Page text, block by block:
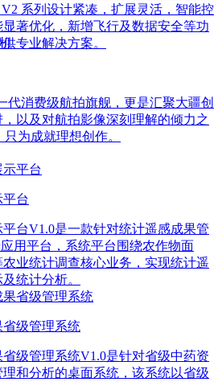
系列设计紧凑，扩展灵活，智能控
著优化，新增飞行及数据安全等功
专业解决方案。
代消费级航拍旗舰，更是汇聚大疆创
以及对航拍影像深刻理解的倾力之
为成就理想创作。
台
台V1.0是一款针对统计遥感成果管
用平台，系统平台围绕农作物面
业统计调查核心业务，实现统计遥
统计分析。
级管理系统
级管理系统V1.0是针对省级中药资
和分析的桌面系统，该系统以省级